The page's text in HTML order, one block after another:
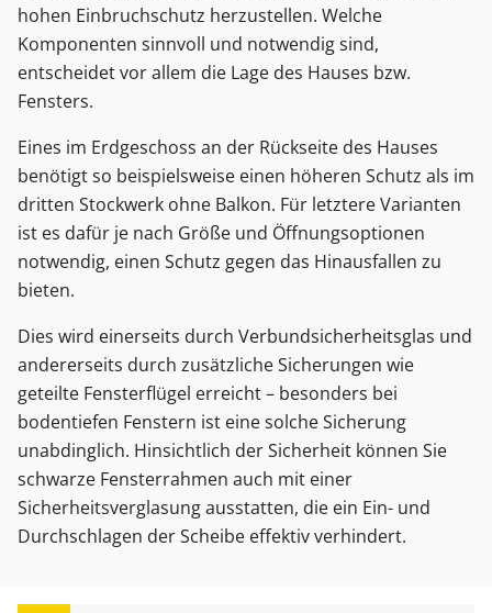
hohen Einbruchschutz herzustellen. Welche
Komponenten sinnvoll und notwendig sind,
entscheidet vor allem die Lage des Hauses bzw.
Fensters.
Eines im Erdgeschoss an der Rückseite des Hauses
benötigt so beispielsweise einen höheren Schutz als im
dritten Stockwerk ohne Balkon. Für letztere Varianten
ist es dafür je nach Größe und Öffnungsoptionen
notwendig, einen Schutz gegen das Hinausfallen zu
bieten.
Dies wird einerseits durch Verbundsicherheitsglas und
andererseits durch zusätzliche Sicherungen wie
geteilte Fensterflügel erreicht – besonders bei
bodentiefen Fenstern ist eine solche Sicherung
unabdinglich. Hinsichtlich der Sicherheit können Sie
schwarze Fensterrahmen auch mit einer
Sicherheitsverglasung ausstatten, die ein Ein- und
Durchschlagen der Scheibe effektiv verhindert.